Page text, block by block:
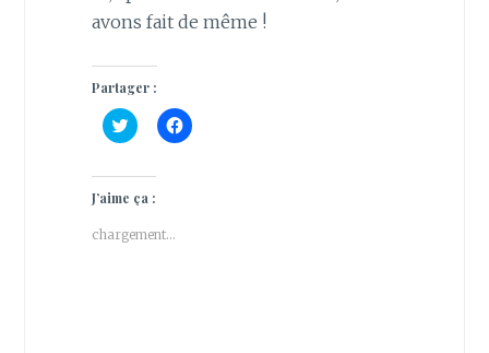
avons fait de même !
Partager :
C
l
u
e
z
o
C
l
J’aime ça :
chargement…